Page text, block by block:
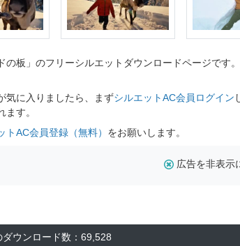
の板」のフリーシルエットダウンロードページです
気に入りましたら、まずシルエットAC会員ログイン
す。
トAC会員登録（無料） をお願いします。
広告を非表示
ダウンロード数：69,528